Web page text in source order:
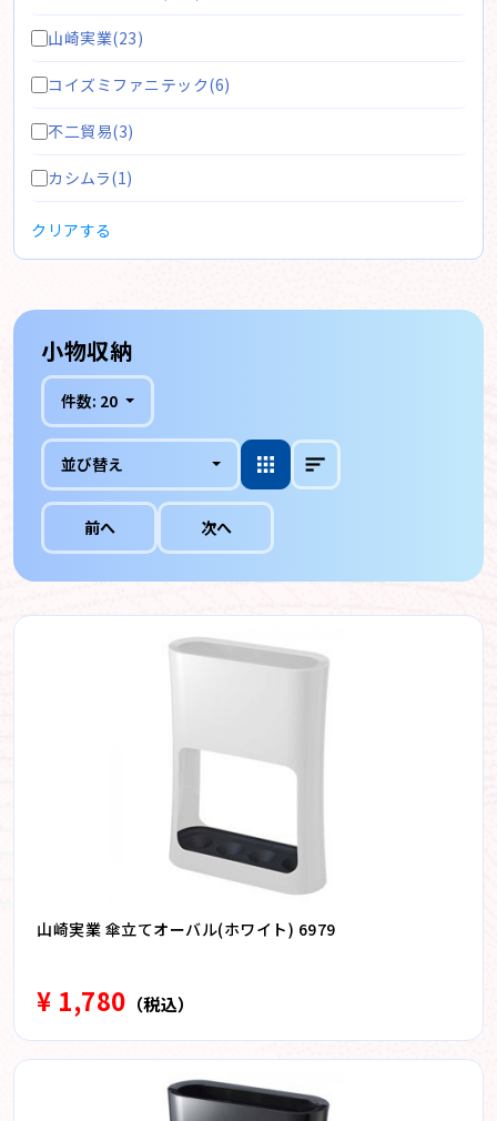
山崎実業(23)
コイズミファニテック(6)
不二貿易(3)
カシムラ(1)
クリアする
小物収納
件数: 20
並び替え
前へ 次へ
山崎実業 傘立てオーバル(ホワイト) 6979
¥ 1,780 （税込）